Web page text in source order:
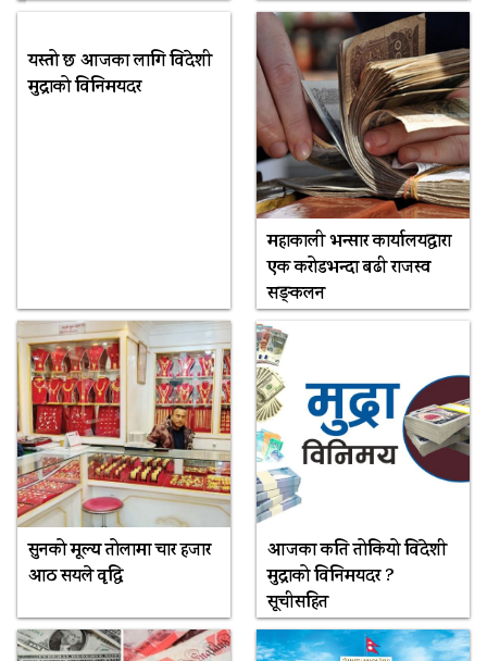
यस्तो छ आजका लागि विदेशी
मुद्राको विनिमयदर
महाकाली भन्सार कार्यालयद्वारा
एक करोडभन्दा बढी राजस्व
सङ्कलन
सुनको मूल्य तोलामा चार हजार
आठ सयले वृद्धि
आजका कति तोकियो विदेशी
मुद्राको विनिमयदर ?
सूचीसहित